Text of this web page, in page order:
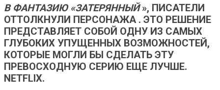
В ФАНТАЗИЮ «ЗАТЕРЯННЫЙ», ПИСАТЕЛИ
ОТТОЛКНУЛИ ПЕРСОНАЖА . ЭТО РЕШЕНИЕ
ПРЕДСТАВЛЯЕТ СОБОЙ ОДНУ ИЗ САМЫХ
ГЛУБОКИХ УПУЩЕННЫХ ВОЗМОЖНОСТЕЙ,
КОТОРЫЕ МОГЛИ БЫ СДЕЛАТЬ ЭТУ
ПРЕВОСХОДНУЮ СЕРИЮ ЕЩЕ ЛУЧШЕ.
NETFLIX.